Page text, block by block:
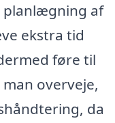
planlægning af
ekstra tid
føre til
overveje,
da